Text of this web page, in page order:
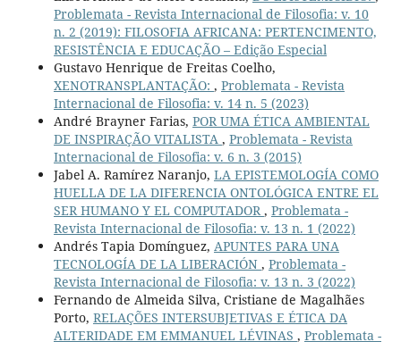
Problemata - Revista Internacional de Filosofia: v. 10
n. 2 (2019): FILOSOFIA AFRICANA: PERTENCIMENTO,
RESISTÊNCIA E EDUCAÇÃO – Edição Especial
Gustavo Henrique de Freitas Coelho,
XENOTRANSPLANTAÇÃO: , Problemata - Revista
Internacional de Filosofia: v. 14 n. 5 (2023)
André Brayner Farias, POR UMA ÉTICA AMBIENTAL
DE INSPIRAÇÃO VITALISTA , Problemata - Revista
Internacional de Filosofia: v. 6 n. 3 (2015)
Jabel A. Ramírez Naranjo, LA EPISTEMOLOGÍA COMO
HUELLA DE LA DIFERENCIA ONTOLÓGICA ENTRE EL
SER HUMANO Y EL COMPUTADOR, Problemata -
Revista Internacional de Filosofia: v. 13 n. 1 (2022)
Andrés Tapia Domínguez, APUNTES PARA UNA
TECNOLOGÍA DE LA LIBERACIÓN , Problemata -
Revista Internacional de Filosofia: v. 13 n. 3 (2022)
Fernando de Almeida Silva, Cristiane de Magalhães
Porto, RELAÇÕES INTERSUBJETIVAS E ÉTICA DA
ALTERIDADE EM EMMANUEL LÉVINAS , Problemata -